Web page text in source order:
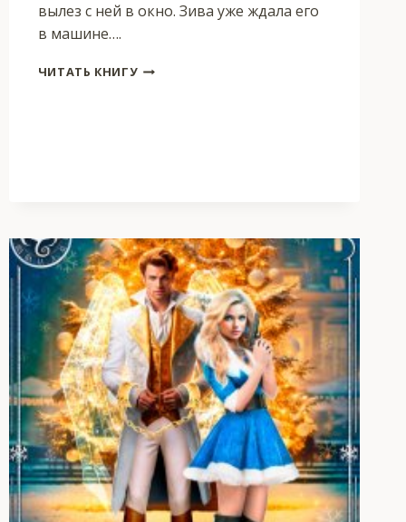
вылез с ней в окно. Зива уже ждала его
в машине….
ЧИТАТЬ КНИГУТРОЙНЯШКИ